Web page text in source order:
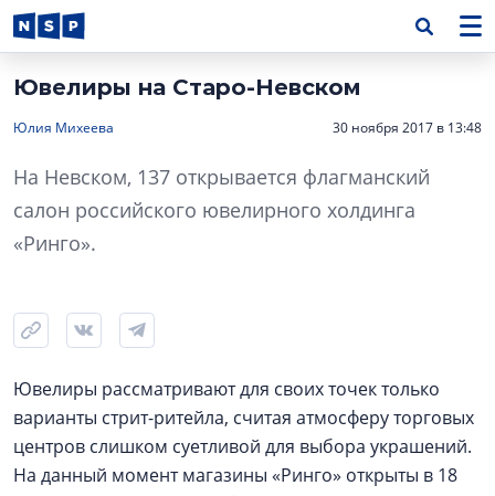
Ювелиры на Старо-Невском
Юлия Михеева 30 ноября 2017 в 13:48
На Невском, 137 открывается флагманский
салон российского ювелирного холдинга
«Ринго».
Ювелиры рассматривают для своих точек только
варианты стрит-ритейла, считая атмосферу торговых
центров слишком суетливой для выбора украшений.
На данный момент магазины «Ринго» открыты в 18